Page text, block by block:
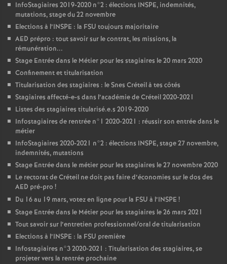
InfoStagiaires 2019-2020 n°2 : élections INSPE, indemnités,
mutations, stage du 22 novembre
Elections à l’INSPE : la FSU toujours majoritaire
AED prépro : tout savoir sur le contrat, les missions, la
rémunération...
Stage Entrée dans le Métier pour les stagiaires le 20 mars 2020
Confinement et titularisation
Titularisation des stagiaires : le Snes Créteil à tes côtés
Stagiaires affecté-e-s dans l’académie de Créteil 2020-2021
Listes des stagiaires titularisé.e.s 2019-2020
Infostagiaires de rentrée n°1 2020-2021 : réussir son entrée dans le
métier
InfoStagiaires 2020-2021 n°2 : élections INSPE, stage 27 novembre,
indemnités, mutations
Stage Entrée dans le métier pour les stagiaires le 27 novembre 2020
Le rectorat de Créteil ne doit pas faire d’économies sur le dos des
AED pré-pro !
Du 16 au 19 mars, votez en ligne pour la FSU à l’INSPE !
Stage Entrée dans le Métier pour les stagiaires le 26 mars 2021
Tout savoir sur l’entretien professionnel/oral de titularisation
Elections à l’INSPE : la FSU première
Infostagiaires n°3 2020-2021 : Titularisation des stagiaires, se
projeter vers la rentrée prochaine